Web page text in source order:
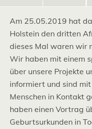
Am 25.05.2019 hat
Holstein den dritten
dieses Mal waren wir
Wir haben mit einem
über unsere Projekte
informiert und sind
Menschen in Kontakt
haben einen Vortrag
Geburtsurkunden in